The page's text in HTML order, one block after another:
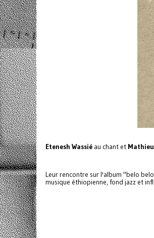
Etenesh Wassié au chant et
Leur rencontre sur l'album "belo
musique éthiopienne, fond jazz et